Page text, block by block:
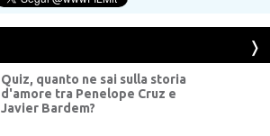
Quiz, quanto ne sai sulla storia
d'amore tra Penelope Cruz e
Javier Bardem?